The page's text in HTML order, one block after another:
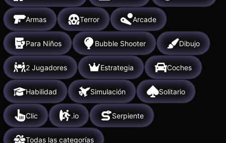
Armas Terror Arcade
Para Niños Bubble Shooter Dibujo
2 Jugadores Estrategia Coches
Habilidad Simulación Solitario
Clic .io Serpiente
Todas las categorías